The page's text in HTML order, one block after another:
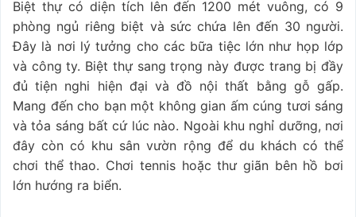
Biệt thự có diện tích lên đến 1200 mét vuông, có 9
phòng ngủ riêng biệt và sức chứa lên đến 30 người.
Đây là nơi lý tưởng cho các bữa tiệc lớn như họp lớp
và công ty. Biệt thự sang trọng này được trang bị đầy
đủ tiện nghi hiện đại và đồ nội thất bằng gỗ gấp.
Mang đến cho bạn một không gian ấm cúng tươi sáng
và tỏa sáng bất cứ lúc nào. Ngoài khu nghỉ dưỡng, nơi
đây còn có khu sân vườn rộng để du khách có thể
chơi thể thao. Chơi tennis hoặc thư giãn bên hồ bơi
lớn hướng ra biển.